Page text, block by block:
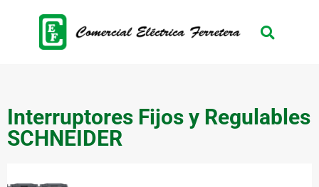
Interruptores Fijos y Regulables
SCHNEIDER